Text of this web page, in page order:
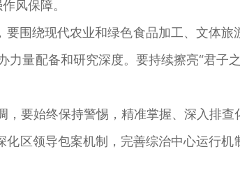
风保障。
围绕现代农业和绿色食品加工、文体旅
量配备和研究深度。要持续擦亮“君子
要始终保持警惕，精准掌握、深入排查
区领导包案机制，完善综治中心运行机